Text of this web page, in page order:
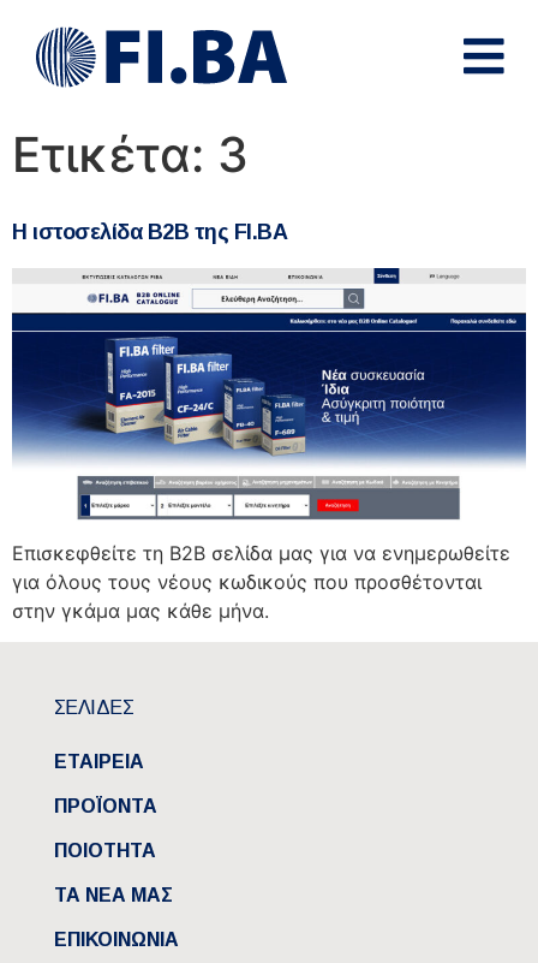
Ετικέτα: 3
Η ιστοσελίδα Β2Β της FI.BA
Επισκεφθείτε τη Β2Β σελίδα μας για να ενημερωθείτε
για όλους τους νέους κωδικούς που προσθέτονται
στην γκάμα μας κάθε μήνα.
ΣΕΛΙΔΕΣ
ΕΤΑΙΡΕΙΑ
ΠΡΟΪΟΝΤΑ
ΠΟΙΟΤΗΤΑ
ΤΑ ΝΕΑ ΜΑΣ
ΕΠΙΚΟΙΝΩΝΙΑ